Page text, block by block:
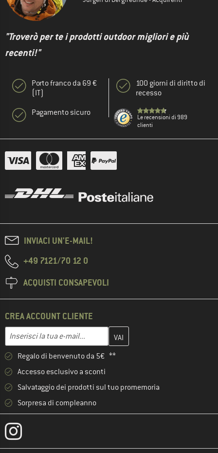
"Troverò per te i prodotti outdoor migliori e più
recenti!"
Porto franco da 69 €
(IT)
Pagamento sicuro
100 giorni di diritto di
recesso
Le recensioni di 989
clienti
INVIACI UN'E-MAIL!
+49 7121/70 12 0
ACQUISTI CONSAPEVOLI
CREA ACCOUNT CLIENTE
Indirizzo e-mail
Inserisci qui il tuo indirizzo e-mail e crea il tuo account cliente
Regalo di benvenuto da 5€ **
Accesso esclusivo a sconti
Salvataggio dei prodotti sul tuo promemoria
Sorpresa di compleanno